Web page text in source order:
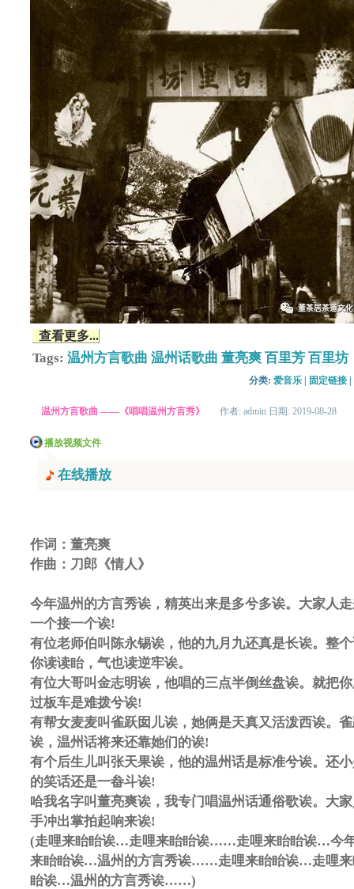
查看更多...
Tags: 温州方言歌曲 温州话歌曲 董亮爽 百里芳 百里坊
分类: 爱音乐 固定链接
温州方言歌曲 ——《唱唱温州方言秀》 作者: admin 日期: 2019-08-28
播放视频文件
在线播放
作词：董亮爽
作曲：刀郎《情人》
今年温州的方言秀诶，精英出来是多兮多诶。大家人
一个接一个诶!
有位老师伯叫陈永锡诶，他的九月九还真是长诶。整
你读读眙，气也读逆牢诶。
有位大哥叫金志明诶，他唱的三点半倒丝盘诶。就把
过板车是难拨兮诶!
有帮女麦麦叫雀跃囡儿诶，她俩是天真又活泼西诶。
诶，温州话将来还靠她们的诶!
有个后生儿叫张天果诶，他的温州话是标准兮诶。还
的笑话还是一畚斗诶!
哈我名字叫董亮爽诶，我专门唱温州话通俗歌诶。大
手冲出掌拍起响来诶!
(走哩来眙眙诶…走哩来眙眙诶……走哩来眙眙诶…今
来眙眙诶…温州的方言秀诶……走哩来眙眙诶…走哩
眙诶…温州的方言秀诶……)